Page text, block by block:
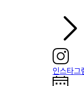
인스타그